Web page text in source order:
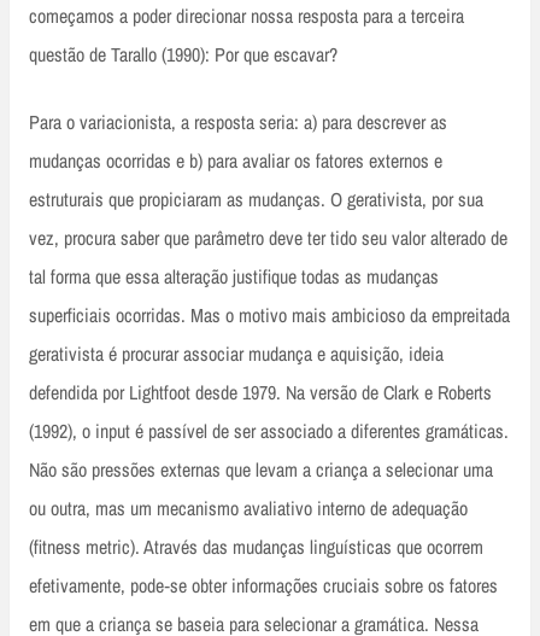
começamos a poder direcionar nossa resposta para a terceira
questão de Tarallo (1990): Por que escavar?
Para o variacionista, a resposta seria: a) para descrever as
mudanças ocorridas e b) para avaliar os fatores externos e
estruturais que propiciaram as mudanças. O gerativista, por sua
vez, procura saber que parâmetro deve ter tido seu valor alterado de
tal forma que essa alteração justifique todas as mudanças
superficiais ocorridas. Mas o motivo mais ambicioso da empreitada
gerativista é procurar associar mudança e aquisição, ideia
defendida por Lightfoot desde 1979. Na versão de Clark e Roberts
(1992), o input é passível de ser associado a diferentes gramáticas.
Não são pressões externas que levam a criança a selecionar uma
ou outra, mas um mecanismo avaliativo interno de adequação
(fitness metric). Através das mudanças linguísticas que ocorrem
efetivamente, pode‑se obter informações cruciais sobre os fatores
em que a criança se baseia para selecionar a gramática. Nessa